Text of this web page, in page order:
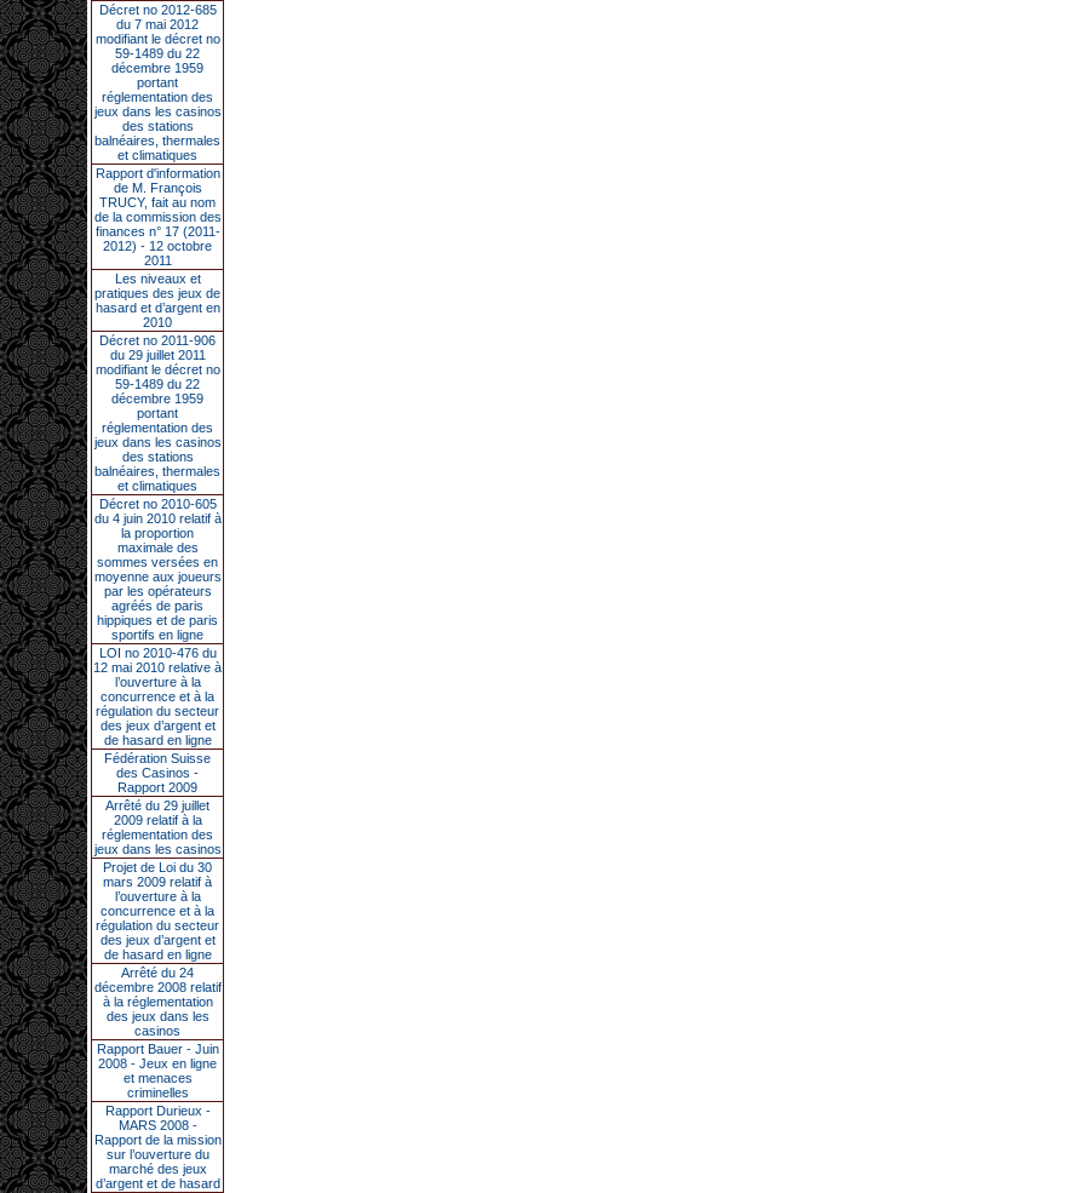
Décret no 2012-685
du 7 mai 2012
modifiant le décret no
59-1489 du 22
décembre 1959
portant
réglementation des
jeux dans les casinos
des stations
balnéaires, thermales
et climatiques
Rapport d'information
de M. François
TRUCY, fait au nom
de la commission des
finances n° 17 (2011-
2012) - 12 octobre
2011
Les niveaux et
pratiques des jeux de
hasard et d’argent en
2010
Décret no 2011-906
du 29 juillet 2011
modifiant le décret no
59-1489 du 22
décembre 1959
portant
réglementation des
jeux dans les casinos
des stations
balnéaires, thermales
et climatiques
Décret no 2010-605
du 4 juin 2010 relatif à
la proportion
maximale des
sommes versées en
moyenne aux joueurs
par les opérateurs
agréés de paris
hippiques et de paris
sportifs en ligne
LOI no 2010-476 du
12 mai 2010 relative à
l’ouverture à la
concurrence et à la
régulation du secteur
des jeux d’argent et
de hasard en ligne
Fédération Suisse
des Casinos -
Rapport 2009
Arrêté du 29 juillet
2009 relatif à la
réglementation des
jeux dans les casinos
Projet de Loi du 30
mars 2009 relatif à
l’ouverture à la
concurrence et à la
régulation du secteur
des jeux d’argent et
de hasard en ligne
Arrêté du 24
décembre 2008 relatif
à la réglementation
des jeux dans les
casinos
Rapport Bauer - Juin
2008 - Jeux en ligne
et menaces
criminelles
Rapport Durieux -
MARS 2008 -
Rapport de la mission
sur l’ouverture du
marché des jeux
d’argent et de hasard